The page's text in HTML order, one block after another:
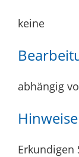
keine
abhängig
Hinweise
Erkundigen